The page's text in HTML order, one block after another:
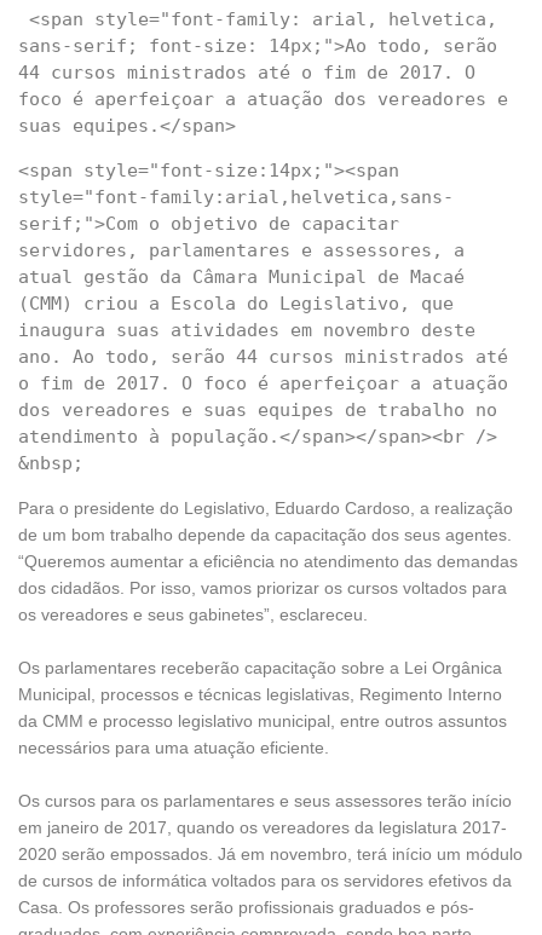
sans-serif; font-size: 14px;">Ao todo, serão
44 cursos ministrados até o fim de 2017. O
foco é aperfeiçoar a atuação dos vereadores e
<span style="font-size:14px;"><span
style="font-family:arial,helvetica,sans-
serif;">Com o objetivo de capacitar
servidores, parlamentares e assessores, a
atual gestão da Câmara Municipal de Macaé
(CMM) criou a Escola do Legislativo, que
inaugura suas atividades em novembro deste
ano. Ao todo, serão 44 cursos ministrados até
o fim de 2017. O foco é aperfeiçoar a atuação
dos vereadores e suas equipes de trabalho no
atendimento à população.</span></span><br />
Para o presidente do Legislativo, Eduardo Cardoso, a realização
de um bom trabalho depende da capacitação dos seus agentes.
“Queremos aumentar a eficiência no atendimento das demandas
dos cidadãos. Por isso, vamos priorizar os cursos voltados para
os vereadores e seus gabinetes”, esclareceu.
Os parlamentares receberão capacitação sobre a Lei Orgânica
Municipal, processos e técnicas legislativas, Regimento Interno
da CMM e processo legislativo municipal, entre outros assuntos
necessários para uma atuação eficiente.
Os cursos para os parlamentares e seus assessores terão início
em janeiro de 2017, quando os vereadores da legislatura 2017-
2020 serão empossados. Já em novembro, terá início um módulo
de cursos de informática voltados para os servidores efetivos da
Casa. Os professores serão profissionais graduados e pós-